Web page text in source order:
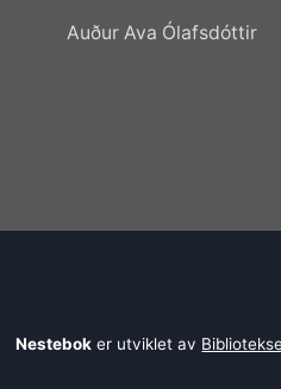
Auður Ava Ólafsdóttir
Nestebok er utviklet av